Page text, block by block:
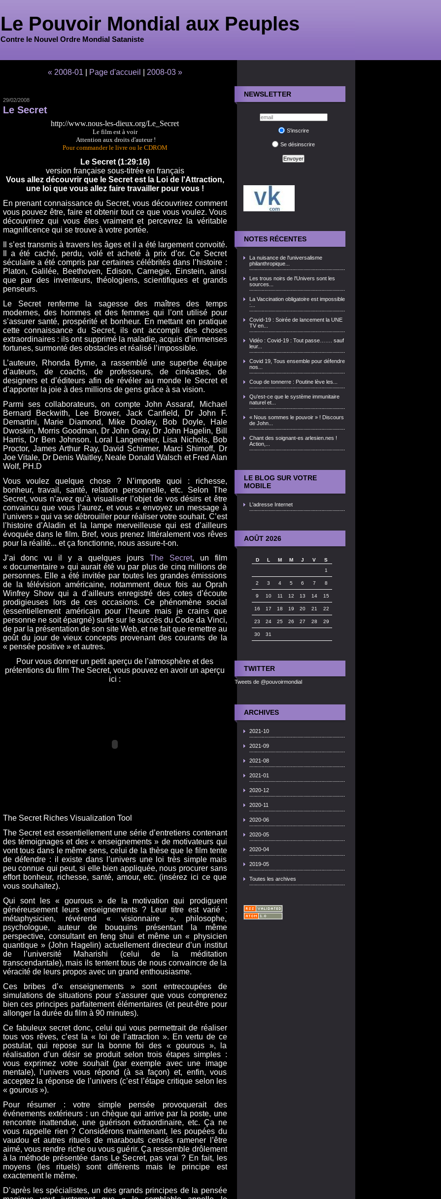
Le Pouvoir Mondial aux Peuples
Contre le Nouvel Ordre Mondial Sataniste
NEWSLETTER
S'inscrire
Se désinscrire
NOTES RÉCENTES
La nuisance de l'universalisme
philanthropique...
Les trous noirs de l'Univers sont les
sources...
La Vaccination obligatoire est impossible
:...
Covid-19 : Soirée de lancement la UNE
TV en...
Vidéo : Covid-19 : Tout passe……. sauf
leur...
Covid 19, Tous ensemble pour défendre
nos...
Coup de tonnerre : Poutine lève les...
Qu'est-ce que le système immunitaire
naturel et...
« Nous sommes le pouvoir » ! Discours
de John...
Chant des soignant-es arlesien.nes !
Action,...
LE BLOG SUR VOTRE
MOBILE
L'adresse Internet
AOÛT 2026
D L M M J V
S
1
2 3 4 5 6 7 8
9 10 11 12 13 14 15
16 17 18 19 20 21 22
23 24 25 26 27 28 29
30 31
TWITTER
Tweets de @pouvoirmondial
ARCHIVES
2021-10
2021-09
2021-08
2021-01
2020-12
2020-11
2020-06
2020-05
2020-04
2019-05
Toutes les archives
« 2008-01 Page d'accueil 2008-03 »
29/02/2008
Le Secret
http://www.nous-les-dieux.org/Le_Secret
Le film est à voir
Attention aux droits d'auteur !
Pour commander le livre ou le CDROM
Le Secret (1:29:16)
version française sous-titrée en français
Vous allez découvrir que le Secret est la Loi de l'Attraction,
une loi que vous allez faire travailler pour vous !
En prenant connaissance du Secret, vous découvrirez comment
vous pouvez être, faire et obtenir tout ce que vous voulez. Vous
découvrirez qui vous êtes vraiment et percevrez la véritable
magnificence qui se trouve à votre portée.
Il s’est transmis à travers les âges et il a été largement convoité.
Il a été caché, perdu, volé et acheté à prix d’or. Ce Secret
séculaire a été compris par certaines célébrités dans l’histoire :
Platon, Galilée, Beethoven, Edison, Carnegie, Einstein, ainsi
que par des inventeurs, théologiens, scientifiques et grands
penseurs.
Le Secret renferme la sagesse des maîtres des temps
modernes, des hommes et des femmes qui l’ont utilisé pour
s’assurer santé, prospérité et bonheur. En mettant en pratique
cette connaissance du Secret, ils ont accompli des choses
extraordinaires : ils ont supprimé la maladie, acquis d’immenses
fortunes, surmonté des obstacles et réalisé l’impossible.
L’auteure, Rhonda Byrne, a rassemblé une superbe équipe
d’auteurs, de coachs, de professeurs, de cinéastes, de
designers et d’éditeurs afin de révéler au monde le Secret et
d’apporter la joie à des millions de gens grâce à sa vision.
Parmi ses collaborateurs, on compte John Assaraf, Michael
Bernard Beckwith, Lee Brower, Jack Canfield, Dr John F.
Demartini, Marie Diamond, Mike Dooley, Bob Doyle, Hale
Dwoskin, Morris Goodman, Dr John Gray, Dr John Hagelin, Bill
Harris, Dr Ben Johnson. Loral Langemeier, Lisa Nichols, Bob
Proctor, James Arthur Ray, David Schirmer, Marci Shimoff, Dr
Joe Vitale, Dr Denis Waitley, Neale Donald Walsch et Fred Alan
Wolf, PH.D
Vous voulez quelque chose ? N’importe quoi : richesse,
bonheur, travail, santé, relation personnelle, etc. Selon The
Secret, vous n’avez qu’à visualiser l’objet de vos désirs et être
convaincu que vous l’aurez, et vous « envoyez un message à
l’univers » qui va se débrouiller pour réaliser votre souhait. C’est
l’histoire d’Aladin et la lampe merveilleuse qui est d’ailleurs
évoquée dans le film. Bref, vous prenez littéralement vos rêves
pour la réalité... et ça fonctionne, nous assure-t-on.
J’ai donc vu il y a quelques jours The Secret, un film
« documentaire » qui aurait été vu par plus de cinq millions de
personnes. Elle a été invitée par toutes les grandes émissions
de la télévision américaine, notamment deux fois au Oprah
Winfrey Show qui a d’ailleurs enregistré des cotes d’écoute
prodigieuses lors de ces occasions. Ce phénomène social
(essentiellement américain pour l’heure mais je crains que
personne ne soit épargné) surfe sur le succès du Code da Vinci,
de par la présentation de son site Web, et ne fait que remettre au
goût du jour de vieux concepts provenant des courants de la
« pensée positive » et autres.
Pour vous donner un petit aperçu de l’atmosphère et des
prétentions du film The Secret, vous pouvez en avoir un aperçu
ici :
The Secret Riches Visualization Tool
The Secret est essentiellement une série d’entretiens contenant
des témoignages et des « enseignements » de motivateurs qui
vont tous dans le même sens, celui de la thèse que le film tente
de défendre : il existe dans l’univers une loi très simple mais
peu connue qui peut, si elle bien appliquée, nous procurer sans
effort bonheur, richesse, santé, amour, etc. (insérez ici ce que
vous souhaitez).
Qui sont les « gourous » de la motivation qui prodiguent
généreusement leurs enseignements ? Leur titre est varié :
métaphysicien, révérend « visionnaire », philosophe,
psychologue, auteur de bouquins présentant la même
perspective, consultant en feng shui et même un « physicien
quantique » (John Hagelin) actuellement directeur d’un institut
de l’université Maharishi (celui de la méditation
transcendantale), mais ils tentent tous de nous convaincre de la
véracité de leurs propos avec un grand enthousiasme.
Ces bribes d’« enseignements » sont entrecoupées de
simulations de situations pour s’assurer que vous comprenez
bien ces principes parfaitement élémentaires (et peut-être pour
allonger la durée du film à 90 minutes).
Ce fabuleux secret donc, celui qui vous permettrait de réaliser
tous vos rêves, c’est la « loi de l’attraction ». En vertu de ce
postulat, qui repose sur la bonne foi des « gourous », la
réalisation d’un désir se produit selon trois étapes simples :
vous exprimez votre souhait (par exemple avec une image
mentale), l’univers vous répond (à sa façon) et, enfin, vous
acceptez la réponse de l’univers (c’est l’étape critique selon les
« gourous »).
Pour résumer : votre simple pensée provoquerait des
événements extérieurs : un chèque qui arrive par la poste, une
rencontre inattendue, une guérison extraordinaire, etc. Ça ne
vous rappelle rien ? Considérons maintenant, les poupées du
vaudou et autres rituels de marabouts censés ramener l’être
aimé, vous rendre riche ou vous guérir. Ça ressemble drôlement
à la méthode présentée dans Le Secret, pas vrai ? En fait, les
moyens (les rituels) sont différents mais le principe est
exactement le même.
D’après les spécialistes, un des grands principes de la pensée